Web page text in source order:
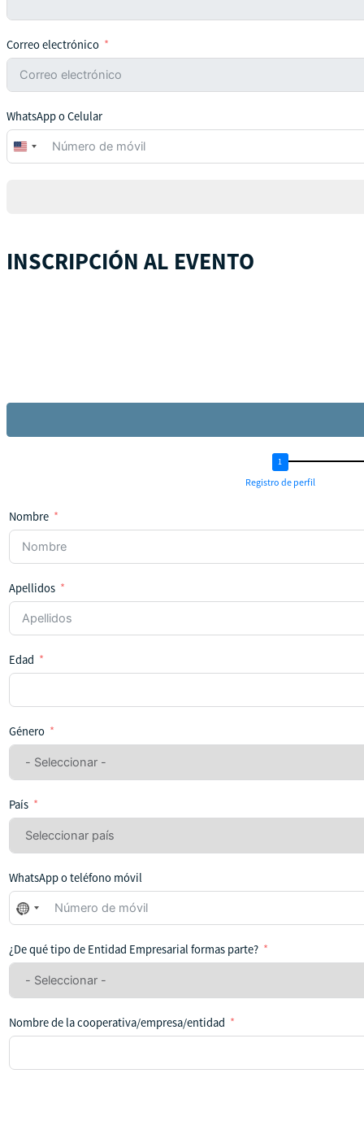
Correo electrónico
WhatsApp o Celular
United
States
INSCRIPCIÓN AL EVENTO
Registro de perfil
Nombre
Apellidos
Edad
Género
País
WhatsApp o teléfono móvil
No
se
seleccionado
ningún
¿De qué tipo de Entidad Empresarial formas parte?
Nombre de la cooperativa/empresa/entidad